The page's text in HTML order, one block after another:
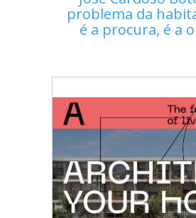
problema da
é a procura, é a